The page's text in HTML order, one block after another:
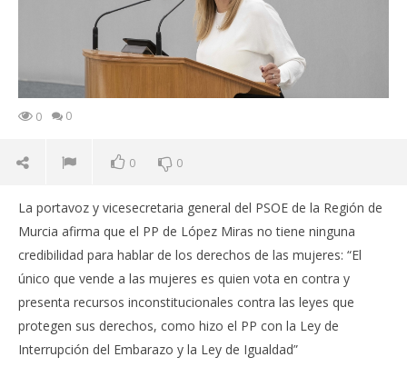
0 0
0 0
La portavoz y vicesecretaria general del PSOE de la Región de
Murcia afirma que el PP de López Miras no tiene ninguna
credibilidad para hablar de los derechos de las mujeres: “El
único que vende a las mujeres es quien vota en contra y
presenta recursos inconstitucionales contra las leyes que
protegen sus derechos, como hizo el PP con la Ley de
Interrupción del Embarazo y la Ley de Igualdad”